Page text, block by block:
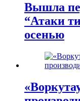
Вышла
“Атаки
осенью